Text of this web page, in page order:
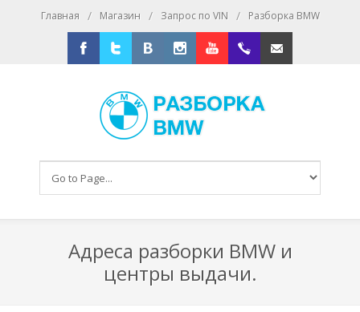
Главная / Магазин / Запрос по VIN / Разборка BMW
Адреса разборки BMW и
центры выдачи.